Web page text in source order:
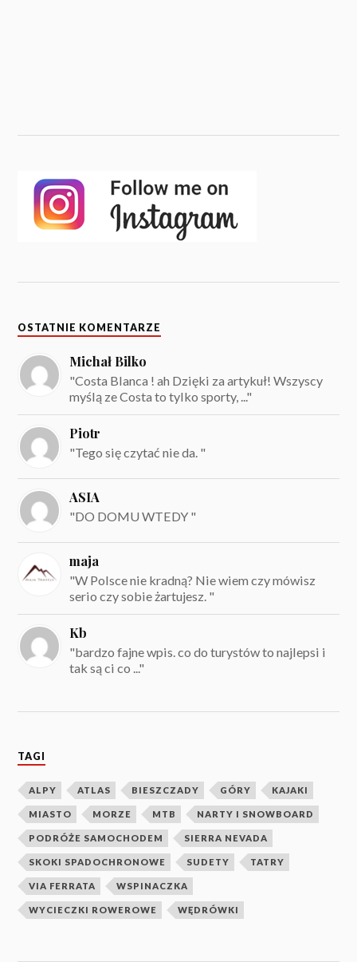
OSTATNIE KOMENTARZE
Michał Bilko
"Costa Blanca ! ah Dzięki za artykuł! Wszyscy
myślą ze Costa to tylko sporty, ..."
Piotr
"Tego się czytać nie da. "
ASIA
"DO DOMU WTEDY "
maja
"W Polsce nie kradną? Nie wiem czy mówisz
serio czy sobie żartujesz. "
Kb
"bardzo fajne wpis. co do turystów to najlepsi i
tak są ci co ..."
TAGI
ALPY ATLAS BIESZCZADY GÓRY KAJAKI
MIASTO MORZE MTB NARTY I SNOWBOARD
PODRÓŻE SAMOCHODEM SIERRA NEVADA
SKOKI SPADOCHRONOWE SUDETY TATRY
VIA FERRATA WSPINACZKA
WYCIECZKI ROWEROWE WĘDRÓWKI